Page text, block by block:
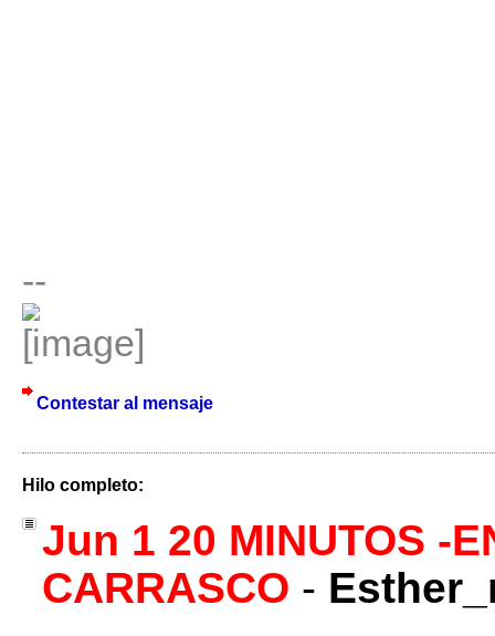
--
Contestar al mensaje
Hilo completo:
Jun 1 20 MINUTOS -
CARRASCO -